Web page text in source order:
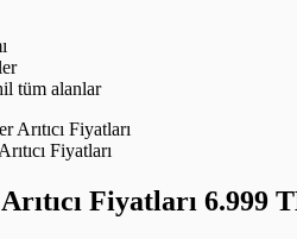
tüm alanlar
Fiyatları
Arıtıcı Fiyatları 6.999